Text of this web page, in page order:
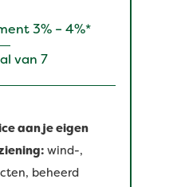
3% – 4%*
van 7
aan je eigen
wind-,
beheerd